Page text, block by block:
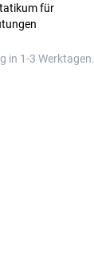
für
in 1-3 Werktagen.